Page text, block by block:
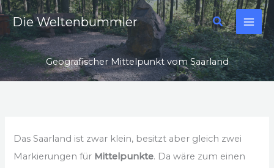
Zum
Inhalt
springen
Die Weltenbummler Suchen
Geografischer Mittelpunkt vom Saarland
Das Saarland ist zwar klein, besitzt aber gleich zwei
Markierungen für Mittelpunkte. Da wäre zum einen